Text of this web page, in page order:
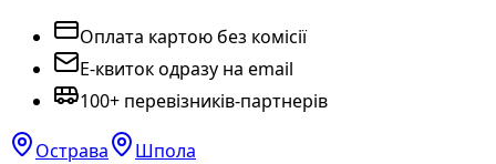
Оплата картою без комісії
E-квиток одразу на email
100+ перевізників-партнерів
Острава Шпола